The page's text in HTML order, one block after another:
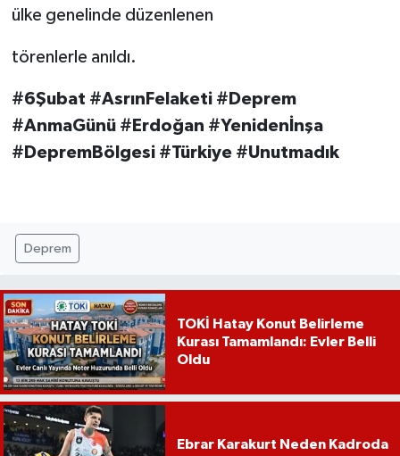
ülke genelinde düzenlenen
törenlerle anıldı.
#6Şubat #AsrınFelaketi #Deprem
#AnmaGünü #Erdoğan #Yenidenİnşa
#DepremBölgesi #Türkiye #Unutmadık
Deprem
TOKİ Hatay Konut Belirleme
Kurası Tamamlandı: Evler Belli
Oldu
Ebrar Karakurt Neden Kadroda